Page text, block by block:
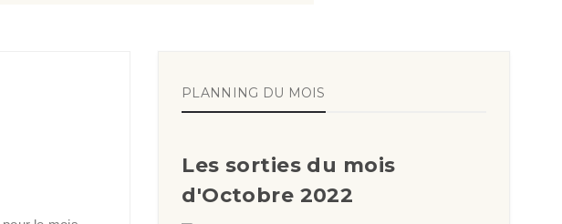
PLANNING DU MOIS
Les sorties du mois
d'Octobre 2022